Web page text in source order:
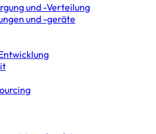
und -Verteilung
und -geräte